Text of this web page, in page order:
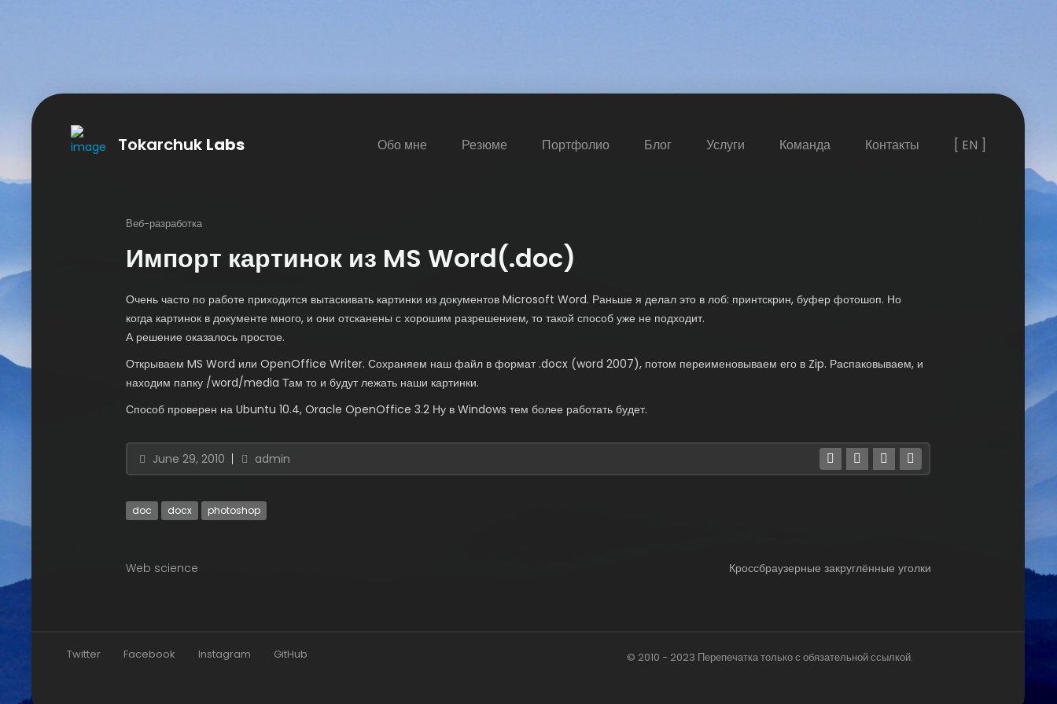
Tokarchuk Labs Обо мне Резюме Портфолио Блог Услуги Команда Контакты [ EN ]
Веб-разработка
Импорт картинок из MS Word(.doc)
Очень часто по работе приходится вытаскивать картинки из документов Microsoft Word. Раньше я делал это в лоб: принтскрин, буфер фотошоп. Но
когда картинок в документе много, и они отсканены с хорошим разрешением, то такой способ уже не подходит.
А решение оказалось простое.
Открываем MS Word или OpenOffice Writer. Сохраняем наш файл в формат .docx (word 2007), потом переименовываем его в Zip. Распаковываем, и
находим папку /word/media Там то и будут лежать наши картинки.
Способ проверен на Ubuntu 10.4, Oracle OpenOffice 3.2 Ну в Windows тем более работать будет.
June 29, 2010 admin
doc docx photoshop
Web science Кроссбраузерные закруглённые уголки
Twitter Facebook Instagram GitHub © 2010 - 2023 Перепечатка только с обязательной ссылкой.